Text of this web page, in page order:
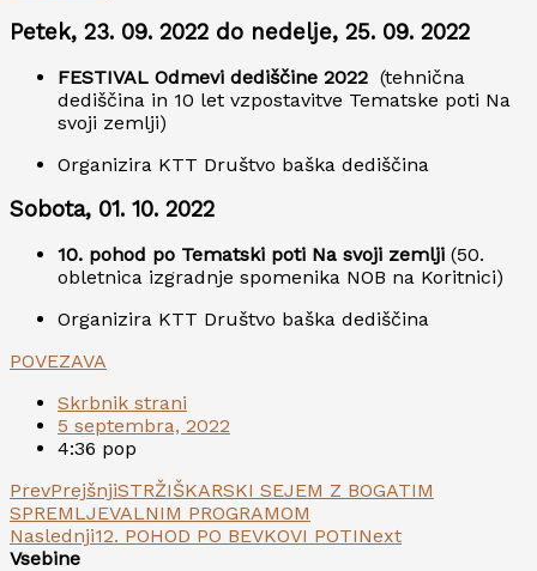
Petek, 23. 09. 2022 do nedelje, 25. 09. 2022
FESTIVAL Odmevi dediščine 2022 (tehnična
dediščina in 10 let vzpostavitve Tematske poti Na
svoji zemlji)
Organizira KTT Društvo baška dediščina
Sobota, 01. 10. 2022
10. pohod po Tematski poti Na svoji zemlji (50.
obletnica izgradnje spomenika NOB na Koritnici)
Organizira KTT Društvo baška dediščina
POVEZAVA
Skrbnik strani
5 septembra, 2022
4:36 pop
PrevPrejšnjiSTRŽIŠKARSKI SEJEM Z BOGATIM
SPREMLJEVALNIM PROGRAMOM
Naslednji12. POHOD PO BEVKOVI POTINext
Vsebine